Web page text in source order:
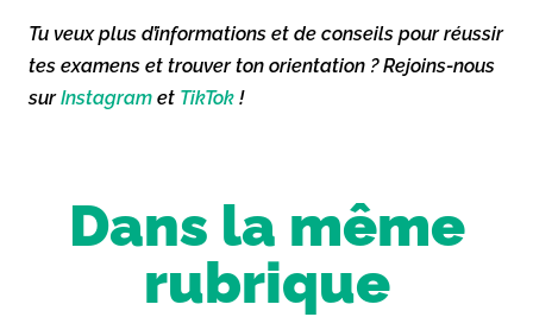
Tu veux plus d’informations et de conseils pour réussir
tes examens et trouver ton orientation ? Rejoins-nous
surInstagram et TikTok !
Dans la même
rubrique